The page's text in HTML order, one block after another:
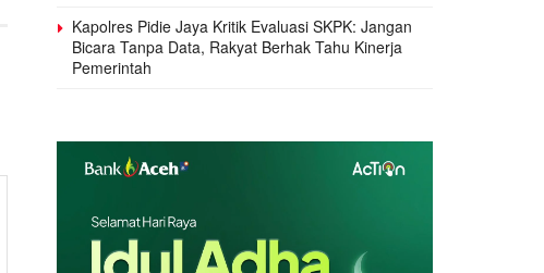
Kapolres Pidie Jaya Kritik Evaluasi SKPK: Jangan
Bicara Tanpa Data, Rakyat Berhak Tahu Kinerja
Pemerintah